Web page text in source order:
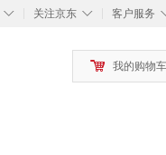
◇ ◇
关注京东 客户服务
我的购物车